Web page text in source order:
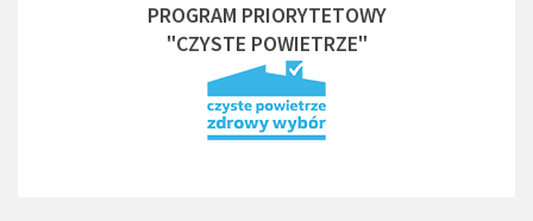
PROGRAM PRIORYTETOWY
"CZYSTE POWIETRZE"